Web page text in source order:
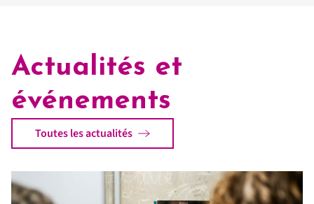
Actualités et
événements
Toutes les actualités